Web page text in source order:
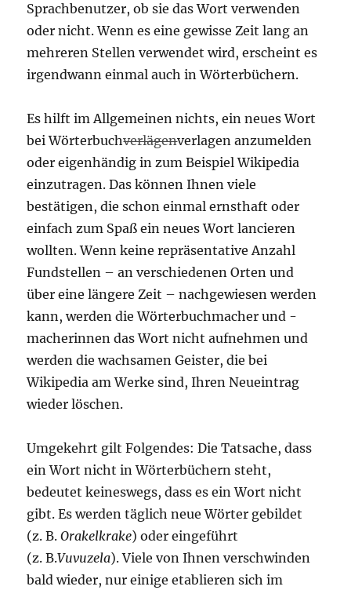
Sprachbenutzer, ob sie das Wort verwenden
oder nicht. Wenn es eine gewisse Zeit lang an
mehreren Stellen verwendet wird, erscheint es
irgendwann einmal auch in Wörterbüchern.
Es hilft im Allgemeinen nichts, ein neues Wort
bei Wörterbuchverlägenverlagen anzumelden
oder eigenhändig in zum Beispiel Wikipedia
einzutragen. Das können Ihnen viele
bestätigen, die schon einmal ernsthaft oder
einfach zum Spaß ein neues Wort lancieren
wollten. Wenn keine repräsentative Anzahl
Fundstellen – an verschiedenen Orten und
über eine längere Zeit – nachgewiesen werden
kann, werden die Wörterbuchmacher und -
macherinnen das Wort nicht aufnehmen und
werden die wachsamen Geister, die bei
Wikipedia am Werke sind, Ihren Neueintrag
wieder löschen.
Umgekehrt gilt Folgendes: Die Tatsache, dass
ein Wort nicht in Wörterbüchern steht,
bedeutet keineswegs, dass es ein Wort nicht
gibt. Es werden täglich neue Wörter gebildet
(z. B.Orakelkrake) oder eingeführt
(z. B.Vuvuzela). Viele von Ihnen verschwinden
bald wieder, nur einige etablieren sich im